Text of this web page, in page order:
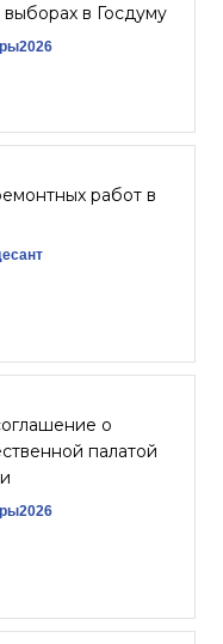
в Госдуму
работ в
о
палатой